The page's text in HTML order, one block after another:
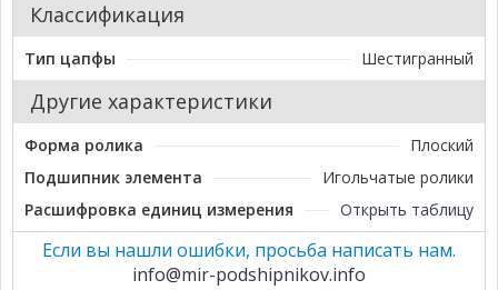
Классификация
Тип цапфы Шестигранный
Другие характеристики
Форма ролика
Плоский
Подшипник элемента
Игольчатые ролики
Расшифровка единиц измерения
Открыть таблицу
Если вы нашли ошибки, просьба написать нам.
info@mir-podshipnikov.info